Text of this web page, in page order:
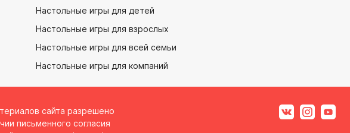
Настольные игры для детей
Настольные игры для взрослых
Настольные игры для всей семьи
Настольные игры для компаний
сайта разрешено
письменного согласия